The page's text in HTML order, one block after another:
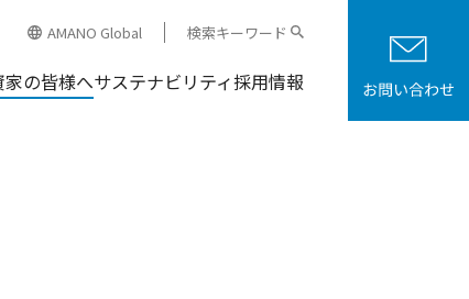
の皆様へサステナビリティ採用情報
AMANO Global 検索キーワード